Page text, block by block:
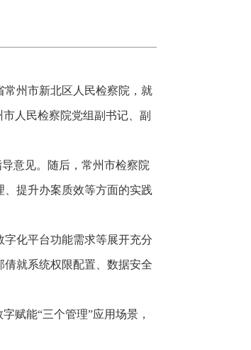
州市新北区人民检察院，就
人民检察院党组副书记、副
意见。随后，常州市检察院
提升办案质效等方面的实践
化平台功能需求等展开充分
就系统权限配置、数据安全
赋能“三个管理”应用场景，